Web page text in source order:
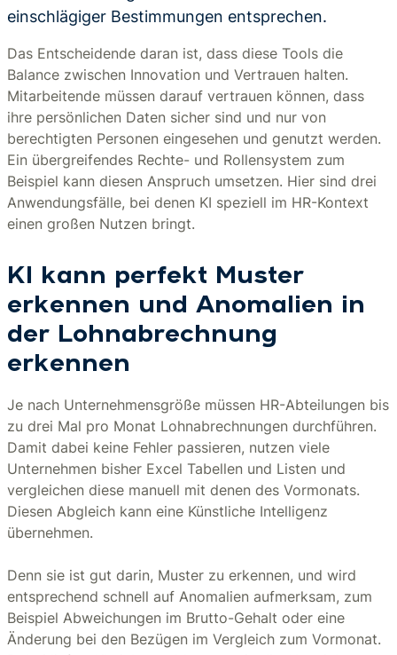
einschlägiger Bestimmungen entsprechen.
Das Entscheidende daran ist, dass diese Tools die
Balance zwischen Innovation und Vertrauen halten.
Mitarbeitende müssen darauf vertrauen können, dass
ihre persönlichen Daten sicher sind und nur von
berechtigten Personen eingesehen und genutzt werden.
Ein übergreifendes Rechte- und Rollensystem zum
Beispiel kann diesen Anspruch umsetzen. Hier sind drei
Anwendungsfälle, bei denen KI speziell im HR-Kontext
einen großen Nutzen bringt.
KI kann perfekt Muster
erkennen und Anomalien in
der Lohnabrechnung
erkennen
Je nach Unternehmensgröße müssen HR-Abteilungen bis
zu drei Mal pro Monat Lohnabrechnungen durchführen.
Damit dabei keine Fehler passieren, nutzen viele
Unternehmen bisher Excel Tabellen und Listen und
vergleichen diese manuell mit denen des Vormonats.
Diesen Abgleich kann eine Künstliche Intelligenz
übernehmen.
Denn sie ist gut darin, Muster zu erkennen, und wird
entsprechend schnell auf Anomalien aufmerksam, zum
Beispiel Abweichungen im Brutto-Gehalt oder eine
Änderung bei den Bezügen im Vergleich zum Vormonat.